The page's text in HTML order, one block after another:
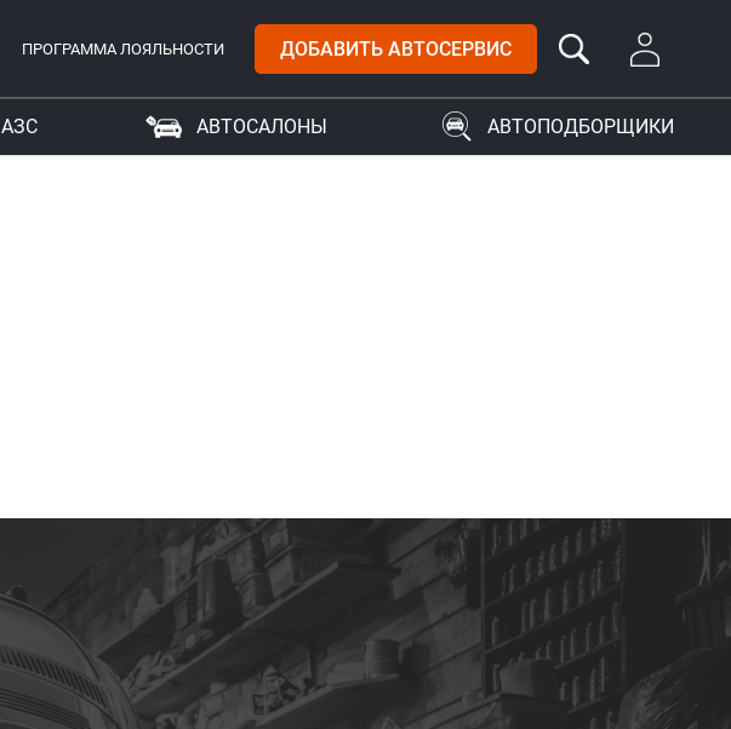
ПРОГРАММА ЛОЯЛЬНОСТИ ДОБАВИТЬ АВТОСЕРВИС
АЗС АВТОСАЛОНЫ АВТОПОДБОРЩИКИ